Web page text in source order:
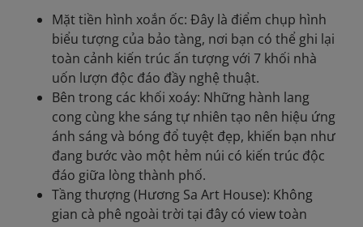
Mặt tiền hình xoắn ốc: Đây là điểm chụp hình
biểu tượng của bảo tàng, nơi bạn có thể ghi lại
toàn cảnh kiến trúc ấn tượng với 7 khối nhà
uốn lượn độc đáo đầy nghệ thuật.
Bên trong các khối xoáy: Những hành lang
cong cùng khe sáng tự nhiên tạo nên hiệu ứng
ánh sáng và bóng đổ tuyệt đẹp, khiến bạn như
đang bước vào một hẻm núi có kiến trúc độc
đáo giữa lòng thành phố.
Tầng thượng (Hương Sa Art House): Không
gian cà phê ngoài trời tại đây có view toàn